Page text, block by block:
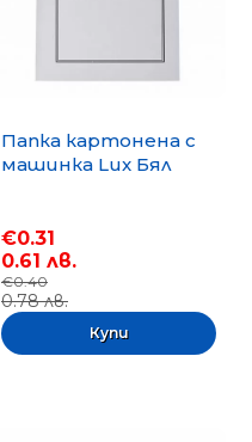
Папка картонена с
машинка Lux Бял
€0.31
0.61 лв.
€0.40
0.78 лв.